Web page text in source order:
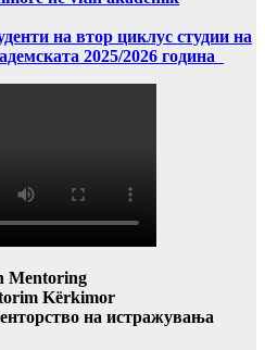
на втор циклус студии на
2025/2026 година
Mentoring
Kërkimor
на истражувања